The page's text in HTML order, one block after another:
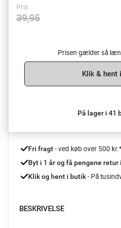
Pris
39,95
Prisen gælder så
Klik & hent
På lager i 41
Fri fragt - ved køb over 500
Byt i 1 år og få pengene retur
Klik og hent i butik - På
BESKRIVELSE